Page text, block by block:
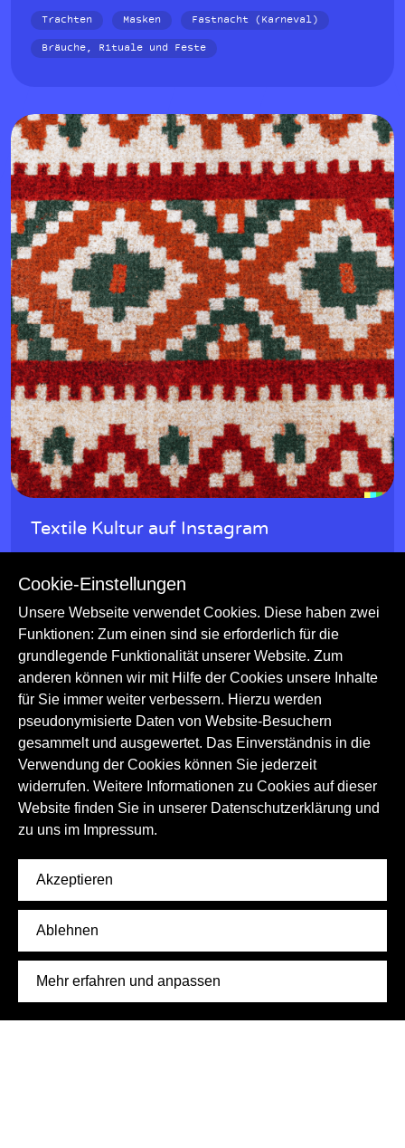
Trachten Masken
Fastnacht (Karneval)
Bräuche, Rituale und Feste
Textile Kultur auf Instagram
verschiedene Traditionen der Textilherstellung weltweit.
Trachten Handwerk
Textilien
Ethnologie
Textilarchäologie
Kulturgeschichte
Cookie-Einstellungen
Unsere Webseite verwendet Cookies. Diese haben zwei
Funktionen: Zum einen sind sie erforderlich für die
grundlegende Funktionalität unserer Website. Zum
anderen können wir mit Hilfe der Cookies unsere Inhalte
für Sie immer weiter verbessern. Hierzu werden
pseudonymisierte Daten von Website-Besuchern
gesammelt und ausgewertet. Das Einverständnis in die
Verwendung der Cookies können Sie jederzeit
widerrufen. Weitere Informationen zu Cookies auf dieser
Website finden Sie in unserer Datenschutzerklärung und
zu uns im Impressum.
Akzeptieren
Ablehnen
Mehr erfahren und anpassen